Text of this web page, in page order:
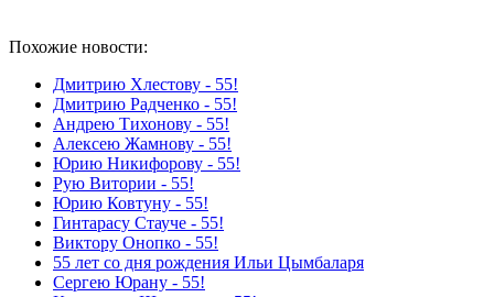
Похожие новости:
Дмитрию Хлестову - 55!
Дмитрию Радченко - 55!
Андрею Тихонову - 55!
Алексею Жамнову - 55!
Юрию Никифорову - 55!
Рую Витории - 55!
Юрию Ковтуну - 55!
Гинтарасу Стауче - 55!
Виктору Онопко - 55!
55 лет со дня рождения Ильи Цымбаларя
Сергею Юрану - 55!